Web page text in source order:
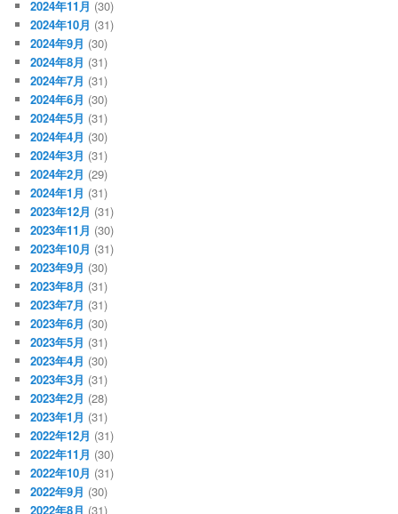
2024年11月 (30)
2024年10月 (31)
2024年9月 (30)
2024年8月 (31)
2024年7月 (31)
2024年6月 (30)
2024年5月 (31)
2024年4月 (30)
2024年3月 (31)
2024年2月 (29)
2024年1月 (31)
2023年12月 (31)
2023年11月 (30)
2023年10月 (31)
2023年9月 (30)
2023年8月 (31)
2023年7月 (31)
2023年6月 (30)
2023年5月 (31)
2023年4月 (30)
2023年3月 (31)
2023年2月 (28)
2023年1月 (31)
2022年12月 (31)
2022年11月 (30)
2022年10月 (31)
2022年9月 (30)
2022年8月 (31)